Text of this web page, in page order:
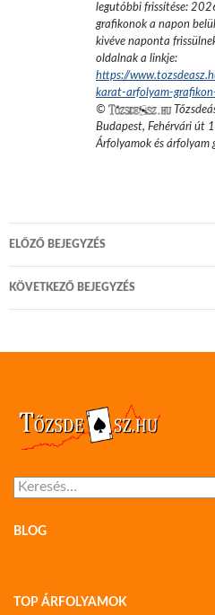
legutóbbi frissítése:
grafikonok a napon
kivéve naponta
oldalnak a linkje:
https://
karat-arfolyam-
©
Budapest, Fehérvári út
Árfolyamok és árfolyam
Bejegyzés
navigáció
ELŐZŐ BEJEGYZÉS
KÖVETKEZŐ BEJEGYZÉS
Keresés:
BLOG
TOP ÁRFOLYAMOK